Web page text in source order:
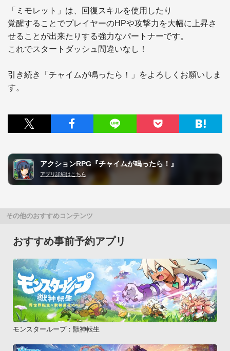
「ミモレット」は、回復スキルを使用したり
覚醒することでプレイヤーのHPや攻撃力を大幅に上昇さ
せることが出来たりする強力なパートナーです。
これでスタートダッシュ間違いなし！
引き続き「チャイムが鳴ったら！」をよろしくお願いしま
す。
アクションRPG『チャイムが鳴ったら！』
アプリ詳細はこちら
その他のおすすめコンテンツ
おすすめ事前予約アプリ
モンスターループ：獣神転生